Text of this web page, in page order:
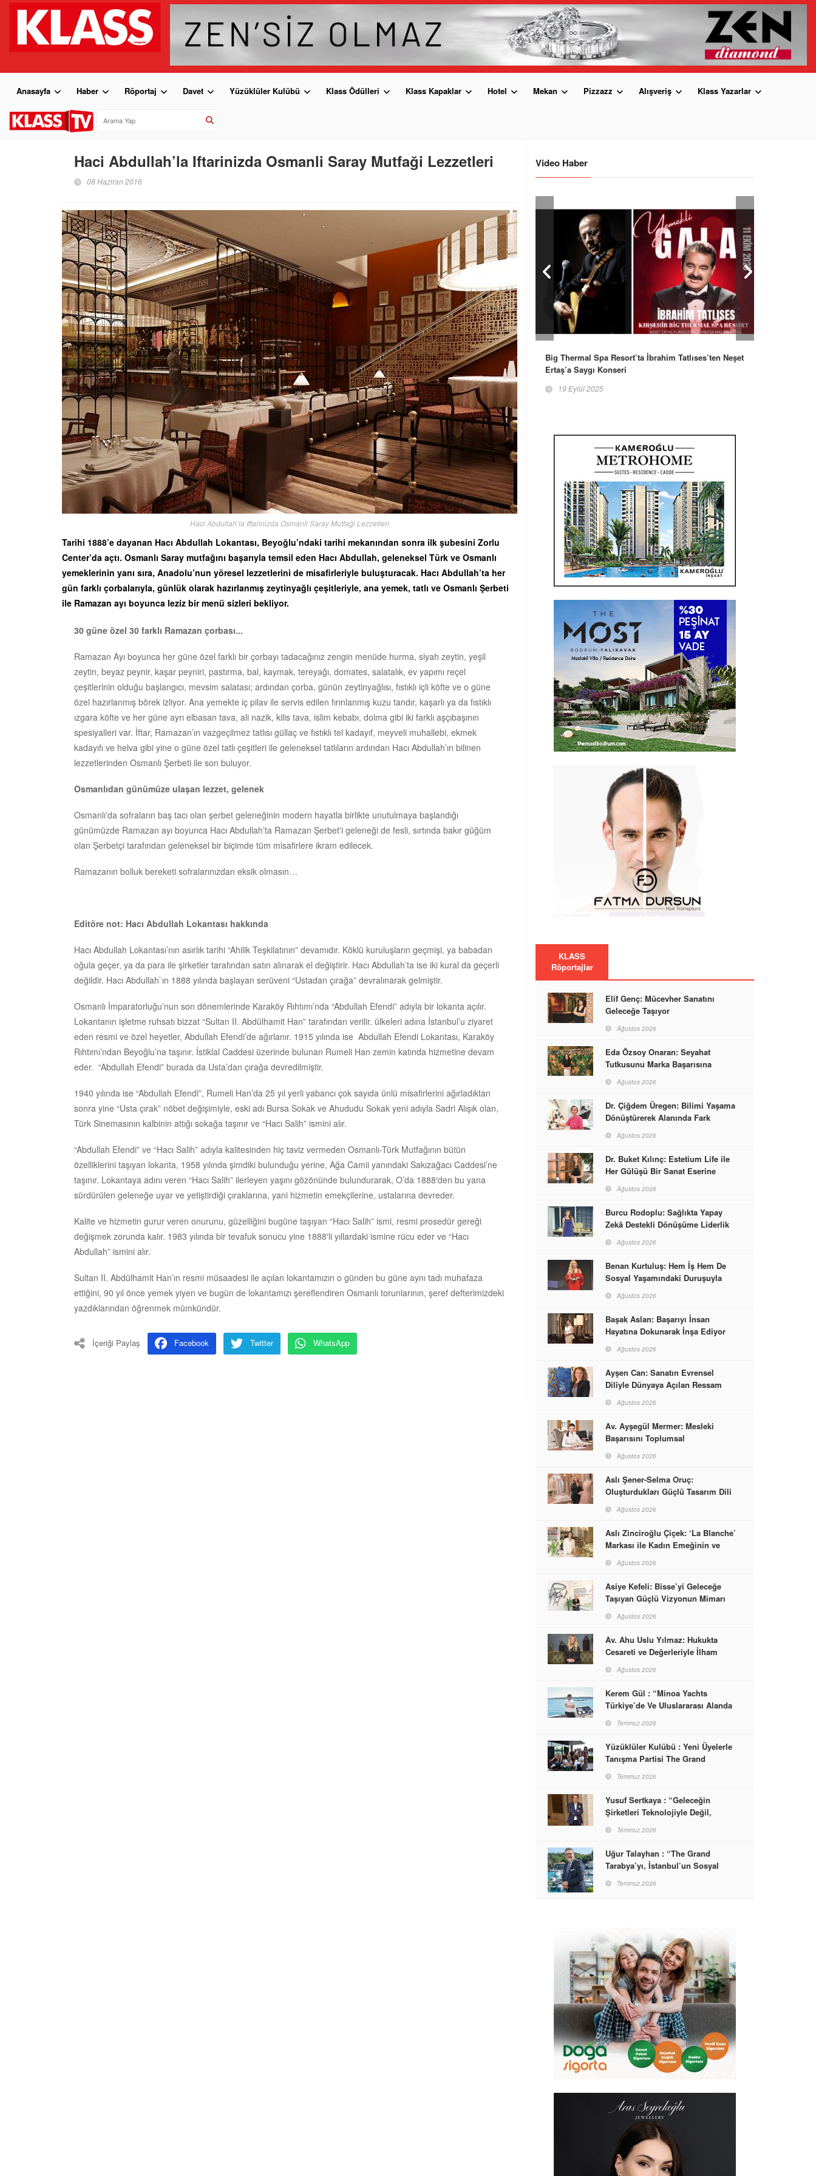
Anasayfa Haber Röportaj Davet Yüzüklüler Kulübü Klass Ödülleri Klass Kapaklar Hotel Mekan Pizzazz Alışveriş Klass Yazarlar
Haci Abdullah’la Iftarinizda Osmanli Saray Mutfaği Lezzetleri
08 Haziran 2016
Haci Abdullah’la Iftarinizda Osmanli Saray Mutfaği Lezzetleri
Tarihi 1888’e dayanan Hacı Abdullah Lokantası, Beyoğlu’ndaki tarihi mekanından sonra ilk şubesini Zorlu
Center’da açtı. Osmanlı Saray mutfağını başarıyla temsil eden Hacı Abdullah, geleneksel Türk ve Osmanlı
yemeklerinin yanı sıra, Anadolu’nun yöresel lezzetlerini de misafirleriyle buluşturacak. Hacı Abdullah’ta her
gün farklı çorbalarıyla, günlük olarak hazırlanmış zeytinyağlı çeşitleriyle, ana yemek, tatlı ve Osmanlı Şerbeti
ile Ramazan ayı boyunca leziz bir menü sizleri bekliyor.
30 güne özel 30 farklı Ramazan çorbası...
Ramazan Ayı boyunca her güne özel farklı bir çorbayı tadacağınız zengin menüde hurma, siyah zeytin, yeşil
zeytin, beyaz peynir, kaşar peyniri, pastırma, bal, kaymak, tereyağı, domates, salatalık, ev yapımı reçel
çeşitlerinin olduğu başlangıcı, mevsim salatası; ardından çorba, günün zeytinyağlısı, fıstıklı içli köfte ve o güne
özel hazırlanmış börek izliyor. Ana yemekte iç pilav ile servis edilen fırınlanmış kuzu tandır, kaşarlı ya da fıstıklı
ızgara köfte ve her güne ayrı elbasan tava, ali nazik, kilis tava, islim kebabı, dolma gibi iki farklı aşçıbaşının
spesiyalleri var. İftar, Ramazan’ın vazgeçilmez tatlısı güllaç ve fıstıklı tel kadayıf, meyveli muhallebi, ekmek
kadayıfı ve helva gibi yine o güne özel tatlı çeşitleri ile geleneksel tatlıların ardından Hacı Abdullah’ın bilinen
lezzetlerinden Osmanlı Şerbeti ile son buluyor.
Osmanlıdan günümüze ulaşan lezzet, gelenek
Osmanlı'da sofraların baş tacı olan şerbet geleneğinin modern hayatla birlikte unutulmaya başlandığı
günümüzde Ramazan ayı boyunca Hacı Abdullah’ta Ramazan Şerbet'i geleneği de fesli, sırtında bakır güğüm
olan Şerbetçi tarafından geleneksel bir biçimde tüm misafirlere ikram edilecek.
Ramazanın bolluk bereketi sofralarınızdan eksik olmasın…
Editöre not: Hacı Abdullah Lokantası hakkında
Hacı Abdullah Lokantası’nın asırlık tarihi “Ahilik Teşkilatının” devamıdır. Köklü kuruluşların geçmişi, ya babadan
oğula geçer, ya da para ile şirketler tarafından satın alınarak el değiştirir. Hacı Abdullah’ta ise iki kural da geçerli
değildir. Hacı Abdullah`ın 1888 yılında başlayan serüveni “Ustadan çırağa” devralınarak gelmiştir.
Osmanlı İmparatorluğu’nun son dönemlerinde Karaköy Rıhtımı’nda “Abdullah Efendi” adıyla bir lokanta açılır.
Lokantanın işletme ruhsatı bizzat “Sultan II. Abdülhamit Han” tarafından verilir. ülkeleri adına İstanbul’u ziyaret
eden resmi ve özel heyetler, Abdullah Efendi’de ağırlanır. 1915 yılında ise Abdullah Efendi Lokantası, Karaköy
Rıhtımı’ndan Beyoğlu’na taşınır. İstiklal Caddesi üzerinde bulunan Rumeli Han zemin katında hizmetine devam
eder. “Abdullah Efendi” burada da Usta’dan çırağa devredilmiştir.
1940 yılında ise “Abdullah Efendi”, Rumeli Han’da 25 yıl yerli yabancı çok sayıda ünlü misafirlerini ağırladıktan
sonra yine “Usta çırak” nöbet değişimiyle, eski adı Bursa Sokak ve Ahududu Sokak yeni adıyla Sadri Alışık olan,
Türk Sinemasının kalbinin attığı sokağa taşınır ve “Hacı Salih” ismini alır.
“Abdullah Efendi” ve “Hacı Salih” adıyla kalitesinden hiç taviz vermeden Osmanlı-Türk Mutfağının bütün
özelliklerini taşıyan lokanta, 1958 yılında şimdiki bulunduğu yerine, Ağa Camii yanındaki Sakızağacı Caddesi’ne
taşınır. Lokantaya adını veren “Hacı Salih” ilerleyen yaşını gözönünde bulundurarak, O’da 1888′den bu yana
sürdürülen geleneğe uyar ve yetiştirdiği çıraklarına, yani hizmetin emekçilerine, ustalarına devreder.
Kalite ve hizmetin gurur veren onurunu, güzelliğini bugüne taşıyan “Hacı Salih” ismi, resmi prosedür gereği
değişmek zorunda kalır. 1983 yılında bir tevafuk sonucu yine 1888′li yıllardaki ismine rücu eder ve “Hacı
Abdullah” ismini alır.
Sultan II. Abdülhamit Han’ın resmi müsaadesi ile açılan lokantamızın o günden bu güne aynı tadı muhafaza
ettiğini, 90 yıl önce yemek yiyen ve bugün de lokantamızı şereflendiren Osmanlı torunlarının, şeref defterimizdeki
yazdıklarından öğrenmek mümkündür.
İçeriği Paylaş Facebook Twitter WhatsApp
Video Haber
Big Thermal Spa Resort’ta İbrahim Tatlıses’ten Neşet
Ertaş’a Saygı Konseri
19 Eylül 2025
KLASS
Röportajlar
Elif Genç: Mücevher Sanatını
Geleceğe Taşıyor
Ağustos 2026
Eda Özsoy Onaran: Seyahat
Tutkusunu Marka Başarısına
Ağustos 2026
Dr. Çiğdem Üregen: Bilimi Yaşama
Dönüştürerek Alanında Fark
Ağustos 2026
Dr. Buket Kılınç: Estetium Life ile
Her Gülüşü Bir Sanat Eserine
Ağustos 2026
Burcu Rodoplu: Sağlıkta Yapay
Zekâ Destekli Dönüşüme Liderlik
Ağustos 2026
Benan Kurtuluş: Hem İş Hem De
Sosyal Yaşamındaki Duruşuyla
Ağustos 2026
Başak Aslan: Başarıyı İnsan
Hayatına Dokunarak İnşa Ediyor
Ağustos 2026
Ayşen Can: Sanatın Evrensel
Diliyle Dünyaya Açılan Ressam
Ağustos 2026
Av. Ayşegül Mermer: Mesleki
Başarısını Toplumsal
Ağustos 2026
Aslı Şener-Selma Oruç:
Oluşturdukları Güçlü Tasarım Dili
Dünyasına İmzalarını Attılar
Ağustos 2026
Aslı Zinciroğlu Çiçek: ‘La Blanche’
Markası ile Kadın Emeğinin ve
Başarabileceğinin En Güzel
Örneğini Sunuyor
Ağustos 2026
Asiye Kefeli: Bisse’yi Geleceğe
Taşıyan Güçlü Vizyonun Mimarı
Ağustos 2026
Av. Ahu Uslu Yılmaz: Hukukta
Cesareti ve Değerleriyle İlham
Ağustos 2026
Kerem Gül : “Minoa Yachts
Türkiye’de Ve Uluslararası Alanda
Markası Olacak”
Temmuz 2026
Yüzüklüler Kulübü : Yeni Üyelerle
Tanışma Partisi The Grand
Temmuz 2026
Yusuf Sertkaya : “Geleceğin
Şirketleri Teknolojiyle Değil,
Temmuz 2026
Uğur Talayhan : “The Grand
Tarabya’yı, İstanbul’un Sosyal
Destinasyon Haline Getirmeyi
Temmuz 2026